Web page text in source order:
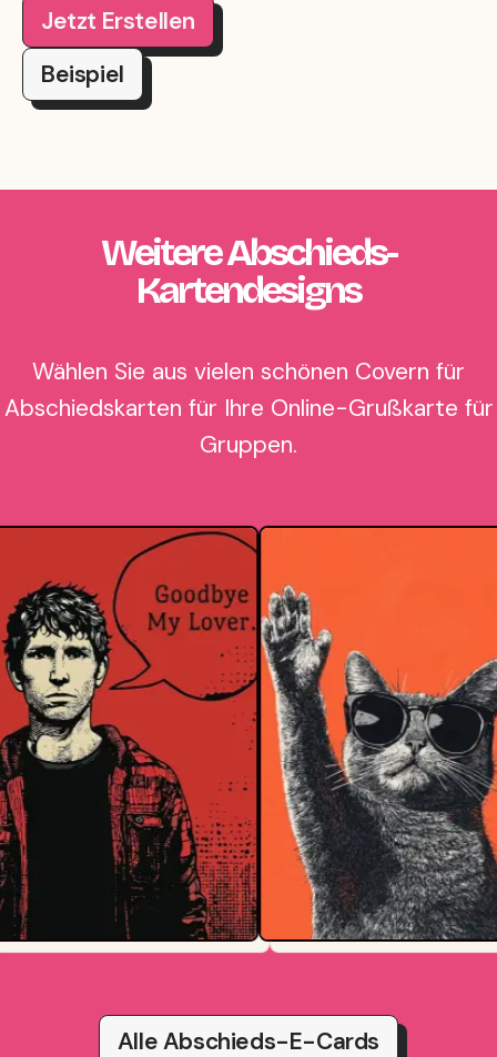
Jetzt Erstellen
Beispiel
Weitere Abschieds-
Kartendesigns
Wählen Sie aus vielen schönen Covern für
Abschiedskarten für Ihre Online-Grußkarte für
Gruppen.
Alle Abschieds-E-Cards